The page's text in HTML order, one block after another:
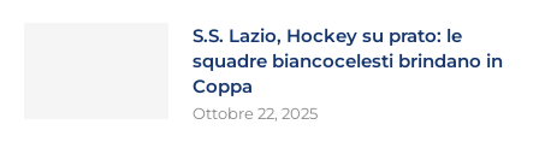
S.S. Lazio, Hockey su prato: le
squadre biancocelesti brindano in
Coppa
Ottobre 22, 2025